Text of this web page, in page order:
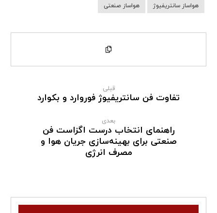
هواساز سانتریفیوژ هواساز صنعتی
قبلی
تفاوت فن سانتریفیوژ فوروارد و بکوارد
بعدی
راهنمای انتخاب درست اگزاست فن
صنعتی برای بهینه‌سازی جریان هوا و
مصرف انرژی